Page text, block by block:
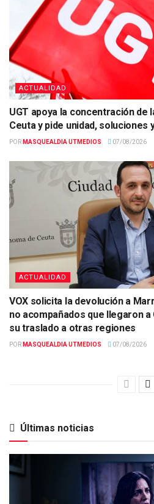
ACTUALIDAD
UGT apoya la concentración de
Ceuta y pide unidad, soluciones
POR MASQUEALDIA UTMEDIOS 07/08/2026
ACTUALIDAD
VOX solicita la devolución a
no acompañados que llegaron
su traslado a otras regiones
POR MASQUEALDIA UTMEDIOS 07/08/2026
Últimas noticias